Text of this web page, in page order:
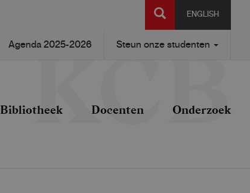
ENGLISH
SEARCH
Agenda 2025-2026 Steun onze studenten
Bibliotheek Docenten Onderzoek